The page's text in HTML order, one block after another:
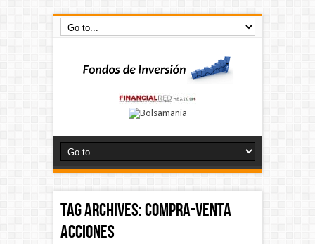
Tag Archives:compra-venta
acciones